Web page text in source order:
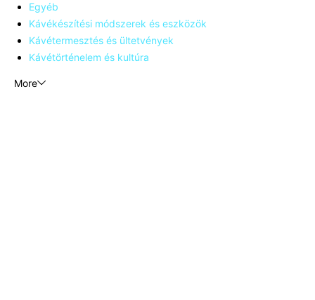
Egyéb
Kávékészítési módszerek és eszközök
Kávétermesztés és ültetvények
Kávétörténelem és kultúra
More